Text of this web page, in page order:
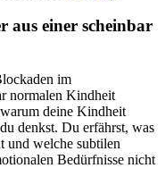
aus einer scheinbar
im
normalen Kindheit
deine Kindheit
denkst. Du erfährst, was
und welche subtilen
Bedürfnisse nicht